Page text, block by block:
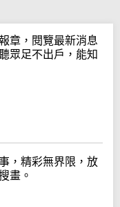
章，閱覽最新消息
眾足不出戶，能知
，精彩無界限，放
畫。